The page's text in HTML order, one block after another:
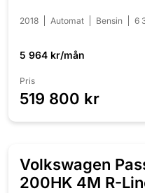
2018 Automat Bensin 6
5 964 kr/mån
Pris
519 800 kr
Volkswagen
200HK 4M R-